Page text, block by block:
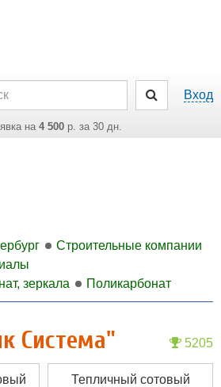
Вход
на 4 500р. за 30 дн.
Строительные компании
зеркала
Поликарбонат
5205
Система"
Тепличный сотовый